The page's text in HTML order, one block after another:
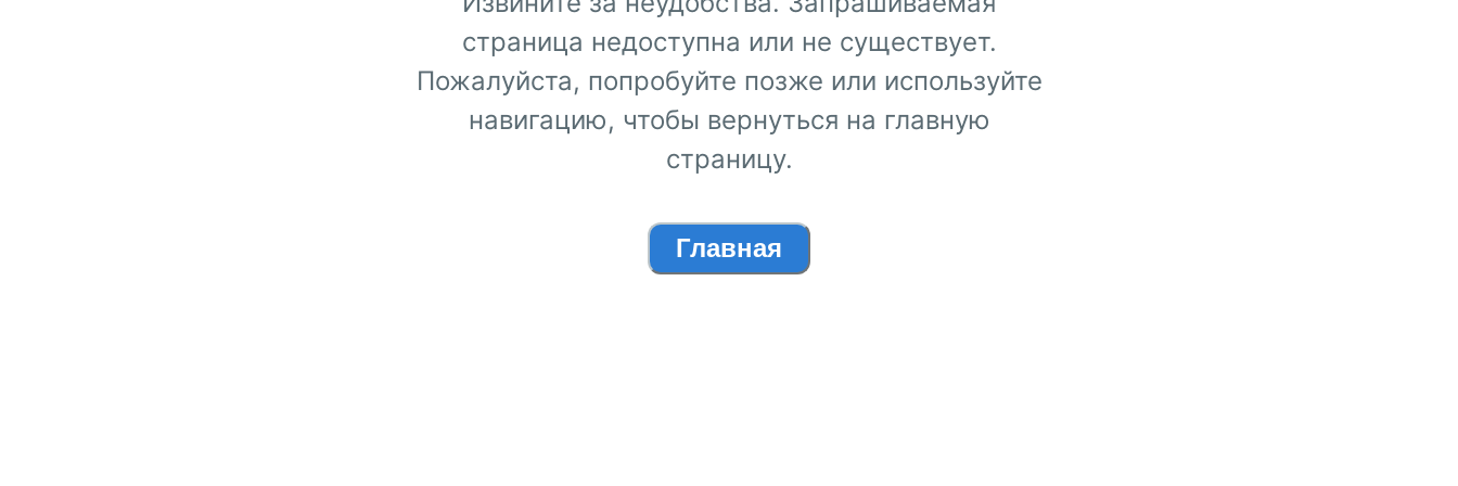
страница недоступна или не существует.
Пожалуйста, попробуйте позже или используйте
навигацию, чтобы вернуться на главную
страницу.
Главная